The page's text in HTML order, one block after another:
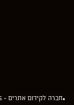
חברה לקידום אתרים - Seolinks